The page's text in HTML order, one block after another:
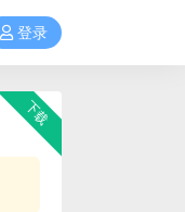
登录
下载